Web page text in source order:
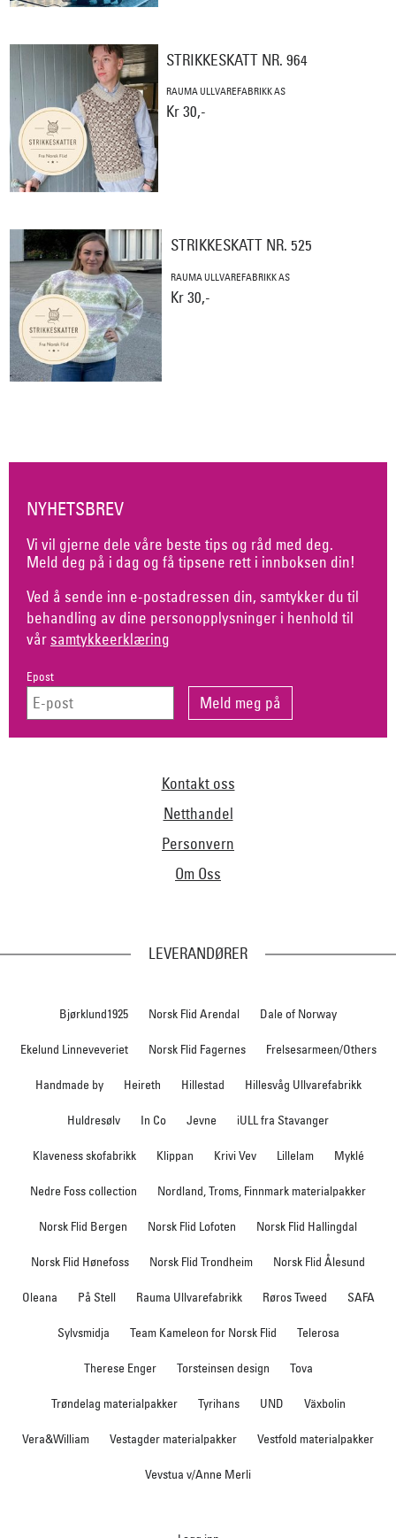
STRIKKESKATT NR. 964
RAUMA ULLVAREFABRIKK AS
Kr 30,-
STRIKKESKATT NR. 525
RAUMA ULLVAREFABRIKK AS
Kr 30,-
NYHETSBREV
Vi vil gjerne dele våre beste tips og råd med deg.
Meld deg på i dag og få tipsene rett i innboksen din!
Ved å sende inn e-postadressen din, samtykker du til
behandling av dine personopplysninger i henhold til
vår samtykkeerklæring
Epost
Kontakt oss
Netthandel
Personvern
Om Oss
LEVERANDØRER
Bjørklund1925 Norsk Flid Arendal Dale of Norway
Ekelund Linneveveriet Norsk Flid Fagernes Frelsesarmeen/Others
Handmade by Heireth Hillestad Hillesvåg Ullvarefabrikk
Huldresølv In Co Jevne iULL fra Stavanger
Klaveness skofabrikk Klippan Krivi Vev Lillelam Myklé
Nedre Foss collection Nordland, Troms, Finnmark materialpakker
Norsk Flid Bergen Norsk Flid Lofoten Norsk Flid Hallingdal
Norsk Flid Hønefoss Norsk Flid Trondheim Norsk Flid Ålesund
Oleana På Stell Rauma Ullvarefabrikk Røros Tweed SAFA
Sylvsmidja Team Kameleon for Norsk Flid Telerosa
Therese Enger Torsteinsen design Tova
Trøndelag materialpakker Tyrihans UND Växbolin
Vera&William Vestagder materialpakker Vestfold materialpakker
Vevstua v/Anne Merli